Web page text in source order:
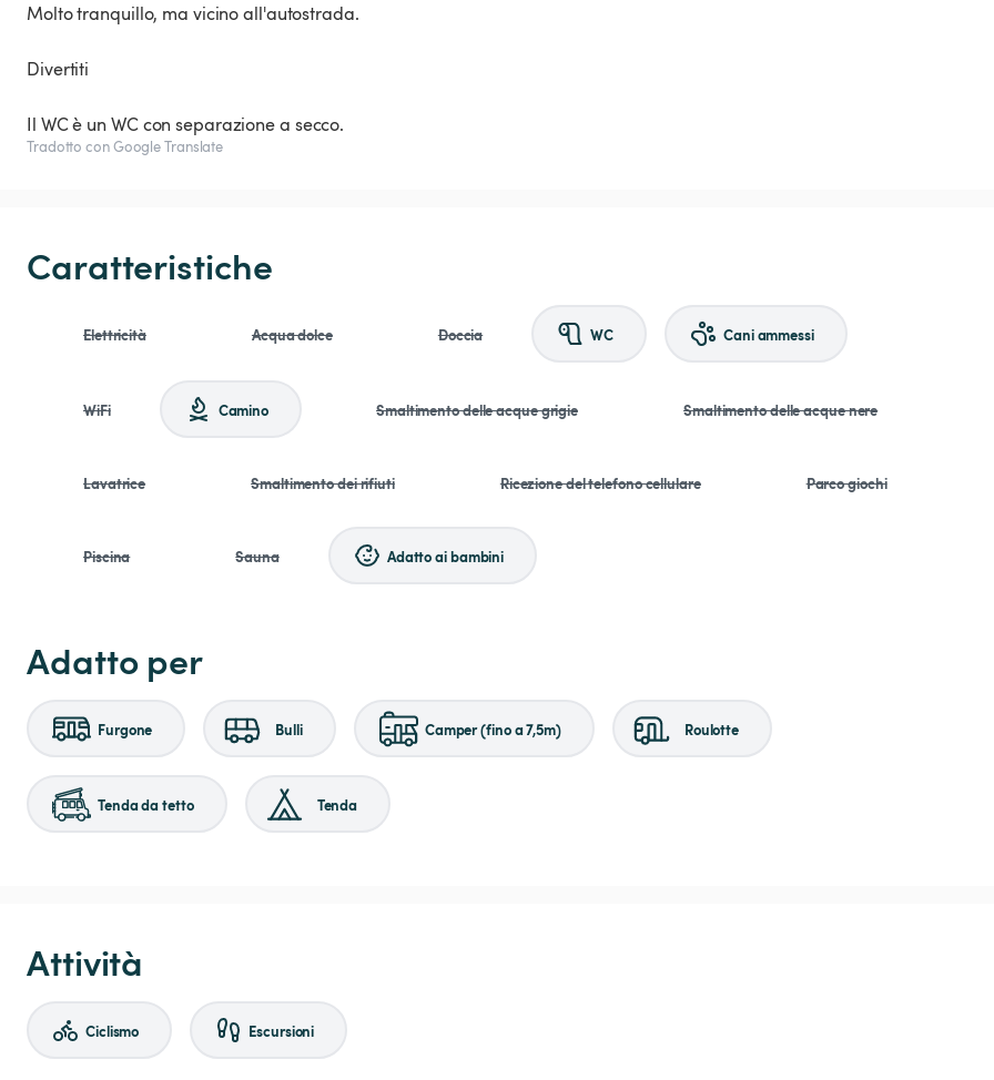
Molto tranquillo, ma vicino all'autostrada.
Divertiti
Il WC è un WC con separazione a secco.
Tradotto con Google Translate
Caratteristiche
Elettricità Acqua dolce Doccia WC Cani ammessi
WiFi Camino Smaltimento delle acque grigie Smaltimento delle acque nere
Lavatrice Smaltimento dei rifiuti Ricezione del telefono cellulare Parco giochi
Piscina Sauna Adatto ai bambini
Adatto per
Furgone Bulli Camper (fino a 7,5m) Roulotte
Tenda da tetto Tenda
Attività
Ciclismo Escursioni